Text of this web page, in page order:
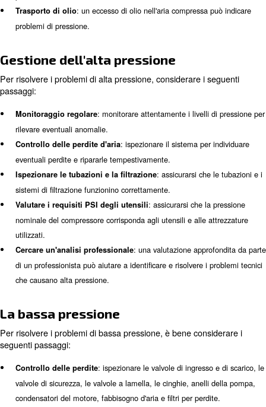
inefficiente, allo spreco di energia e all'aumento dei costi
Contatta i nostri esperti
Come rilevare e risolvere i
pressione del compressore
Rilevare i problemi di pressione
Il monitoraggio e la manutenzione regolari sono
segni di pressione eccessiva o inadeguata del
indicatori comuni includono:
pressione possono segnalare un problema.
Restrizioni di pressione: le ostruzioni o le restrizioni nel
possono influire sulla pressione.
Creazione di accumuli artificiali: l'accumulo non
compressa può indicare problemi di pressione.